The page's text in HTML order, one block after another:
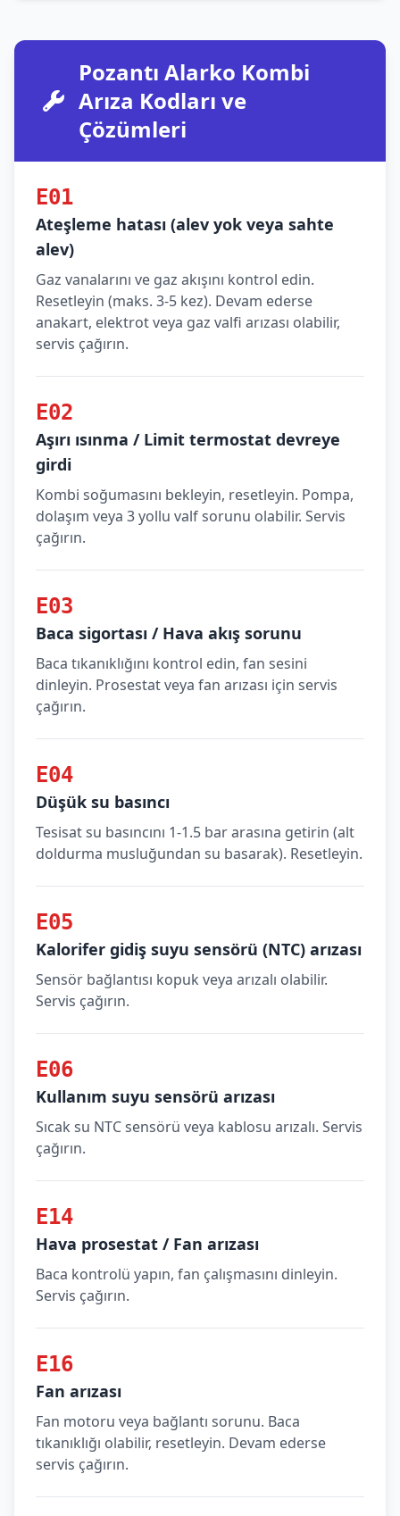
Pozantı Alarko Kombi
Arıza Kodları ve
Çözümleri
E01
Ateşleme hatası (alev yok veya sahte
alev)
Gaz vanalarını ve gaz akışını kontrol edin.
Resetleyin (maks. 3-5 kez). Devam ederse
anakart, elektrot veya gaz valfi arızası olabilir,
servis çağırın.
E02
Aşırı ısınma / Limit termostat devreye
girdi
Kombi soğumasını bekleyin, resetleyin. Pompa,
dolaşım veya 3 yollu valf sorunu olabilir. Servis
çağırın.
E03
Baca sigortası / Hava akış sorunu
Baca tıkanıklığını kontrol edin, fan sesini
dinleyin. Prosestat veya fan arızası için servis
çağırın.
E04
Düşük su basıncı
Tesisat su basıncını 1-1.5 bar arasına getirin (alt
doldurma musluğundan su basarak). Resetleyin.
E05
Kalorifer gidiş suyu sensörü (NTC) arızası
Sensör bağlantısı kopuk veya arızalı olabilir.
Servis çağırın.
E06
Kullanım suyu sensörü arızası
Sıcak su NTC sensörü veya kablosu arızalı. Servis
çağırın.
E14
Hava prosestat / Fan arızası
Baca kontrolü yapın, fan çalışmasını dinleyin.
Servis çağırın.
E16
Fan arızası
Fan motoru veya bağlantı sorunu. Baca
tıkanıklığı olabilir, resetleyin. Devam ederse
servis çağırın.